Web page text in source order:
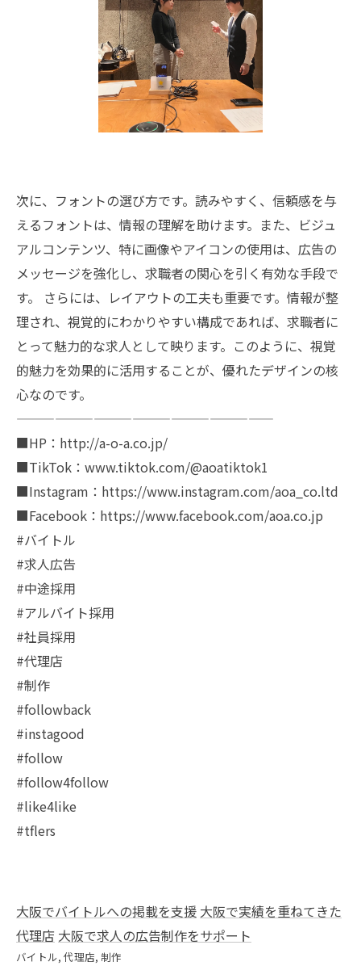
次に、フォントの選び方です。読みやすく、信頼感を与
えるフォントは、情報の理解を助けます。また、ビジュ
アルコンテンツ、特に画像やアイコンの使用は、広告の
メッセージを強化し、求職者の関心を引く有効な手段で
す。 さらには、レイアウトの工夫も重要です。情報が整
理され、視覚的にわかりやすい構成であれば、求職者に
とって魅力的な求人として映ります。このように、視覚
的魅力を効果的に活用することが、優れたデザインの核
心なのです。
————————————————————
■HP：http://a-o-a.co.jp/
■TikTok：www.tiktok.com/@aoatiktok1
■Instagram：https://www.instagram.com/aoa_co.ltd
■Facebook：https://www.facebook.com/aoa.co.jp
#バイトル
#求人広告
#中途採用
#アルバイト採用
#社員採用
#代理店
#制作
#followback
#instagood
#follow
#follow4follow
#like4like
#tflers
大阪でバイトルへの掲載を支援 大阪で実績を重ねてきた
代理店 大阪で求人の広告制作をサポート
バイトル 代理店 制作